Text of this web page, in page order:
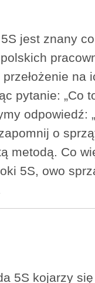
jest znany
przełożenie na
pytanie: „Co
odpowiedź:
o
metodą. Co
5S, owo
5S kojarzy się